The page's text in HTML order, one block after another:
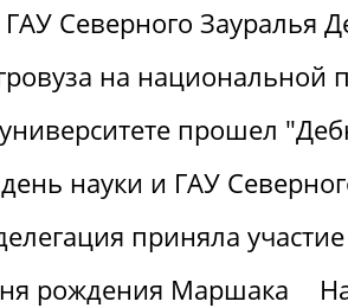
Северного Зауралья
на национальной
прошел
науки и ГАУ
приняла
рождения Маршака